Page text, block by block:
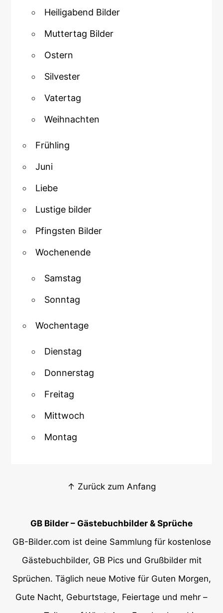
Heiligabend Bilder
Muttertag Bilder
Ostern
Silvester
Vatertag
Weihnachten
Frühling
Juni
Liebe
Lustige bilder
Pfingsten Bilder
Wochenende
Samstag
Sonntag
Wochentage
Dienstag
Donnerstag
Freitag
Mittwoch
Montag
↑ Zurück zum Anfang
GB Bilder – Gästebuchbilder & Sprüche
GB-Bilder.com ist deine Sammlung für kostenlose
Gästebuchbilder, GB Pics und Grußbilder mit
Sprüchen. Täglich neue Motive für Guten Morgen,
Gute Nacht, Geburtstage, Feiertage und mehr –